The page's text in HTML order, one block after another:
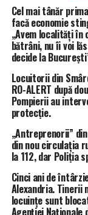
să conducă
„plimbe” la
Teleorman să
Comunicat IPJ
„În seara zilei de
municipiului
Vodă din
vârsta de 33 de
Având în vedere
acesta a fost
prezenta unor
psihoactiv în
Ulterior, tânărul
Cel mai tânăr
facă economie
„Avem localități în
bătrâni, nu îi voi
decide la
Locuitorii din
RO-ALERT după
Pompierii au
protecție.
„Antreprenorii”
din nou circulația
la 112, dar Poliția
Cinci ani de
Alexandria. Tinerii
locuințe sunt
Agenției Naționale